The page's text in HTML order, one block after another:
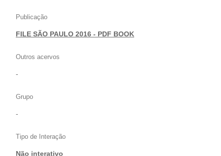
Publicação
FILE SÃO PAULO 2016 - PDF BOOK
Outros acervos
-
Grupo
-
Tipo de Interação
Não interativo